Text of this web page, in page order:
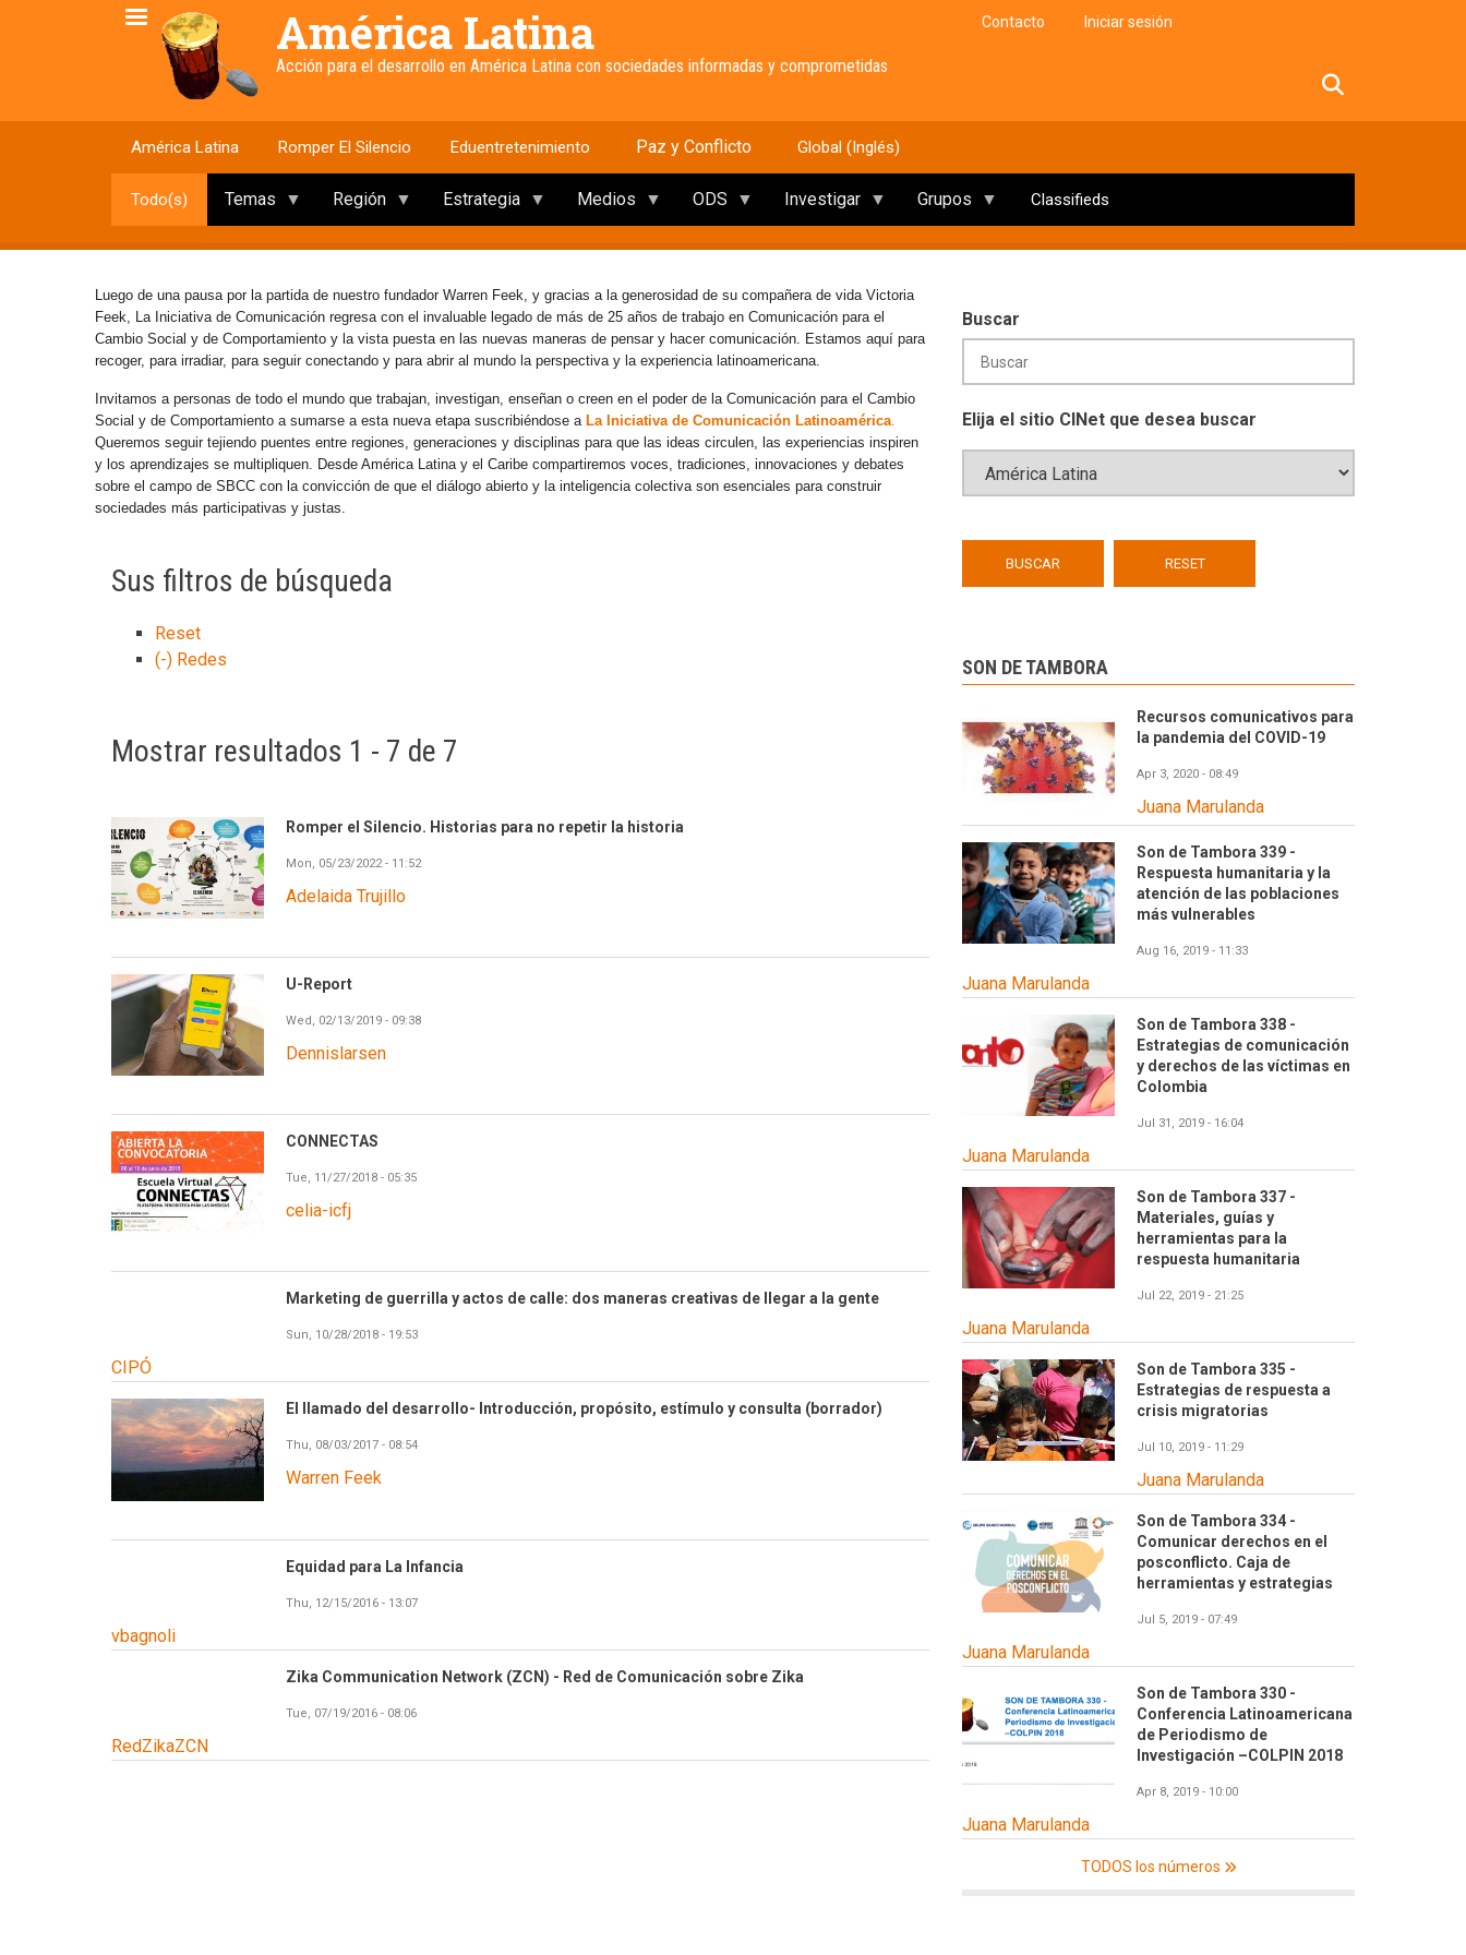
América Latina
Acción para el desarrollo en América Latina con sociedades informadas y comprometidas
Contacto Iniciar sesión
América Latina Romper El Silencio Eduentretenimiento Paz y Conflicto Global (Inglés)
Todo(s) Temas Región Estrategia Medios ODS Investigar Grupos Classifieds
Luego de una pausa por la partida de nuestro fundador Warren Feek, y gracias a la generosidad de su compañera de vida Victoria
Feek, La Iniciativa de Comunicación regresa con el invaluable legado de más de 25 años de trabajo en Comunicación para el
Cambio Social y de Comportamiento y la vista puesta en las nuevas maneras de pensar y hacer comunicación. Estamos aquí para
recoger, para irradiar, para seguir conectando y para abrir al mundo la perspectiva y la experiencia latinoamericana.
Invitamos a personas de todo el mundo que trabajan, investigan, enseñan o creen en el poder de la Comunicación para el Cambio
Social y de Comportamiento a sumarse a esta nueva etapa suscribiéndose a La Iniciativa de Comunicación Latinoamérica.
Queremos seguir tejiendo puentes entre regiones, generaciones y disciplinas para que las ideas circulen, las experiencias inspiren
y los aprendizajes se multipliquen. Desde América Latina y el Caribe compartiremos voces, tradiciones, innovaciones y debates
sobre el campo de SBCC con la convicción de que el diálogo abierto y la inteligencia colectiva son esenciales para construir
sociedades más participativas y justas.
Sus filtros de búsqueda
Reset
(-) Redes
Mostrar resultados 1 - 7 de 7
Romper el Silencio. Historias para no repetir la historia
Mon, 05/23/2022 - 11:52
Adelaida Trujillo
U-Report
Wed, 02/13/2019 - 09:38
Dennislarsen
CONNECTAS
Tue, 11/27/2018 - 05:35
celia-icfj
Marketing de guerrilla y actos de calle: dos maneras creativas de llegar a la gente
Sun, 10/28/2018 - 19:53
CIPÓ
El llamado del desarrollo- Introducción, propósito, estímulo y consulta (borrador)
Thu, 08/03/2017 - 08:54
Warren Feek
Equidad para La Infancia
Thu, 12/15/2016 - 13:07
vbagnoli
Zika Communication Network (ZCN) - Red de Comunicación sobre Zika
Tue, 07/19/2016 - 08:06
RedZikaZCN
Buscar
Elija el sitio CINet que desea buscar
SON DE TAMBORA
Recursos comunicativos para
la pandemia del COVID-19
Apr 3, 2020 - 08:49
Juana Marulanda
Son de Tambora 339 -
Respuesta humanitaria y la
atención de las poblaciones
más vulnerables
Aug 16, 2019 - 11:33
Juana Marulanda
Son de Tambora 338 -
Estrategias de comunicación
y derechos de las víctimas en
Colombia
Jul 31, 2019 - 16:04
Juana Marulanda
Son de Tambora 337 -
Materiales, guías y
herramientas para la
respuesta humanitaria
Jul 22, 2019 - 21:25
Juana Marulanda
Son de Tambora 335 -
Estrategias de respuesta a
crisis migratorias
Jul 10, 2019 - 11:29
Juana Marulanda
Son de Tambora 334 -
Comunicar derechos en el
posconflicto. Caja de
herramientas y estrategias
Jul 5, 2019 - 07:49
Juana Marulanda
Son de Tambora 330 -
Conferencia Latinoamericana
de Periodismo de
Investigación –COLPIN 2018
Apr 8, 2019 - 10:00
Juana Marulanda
TODOS los números